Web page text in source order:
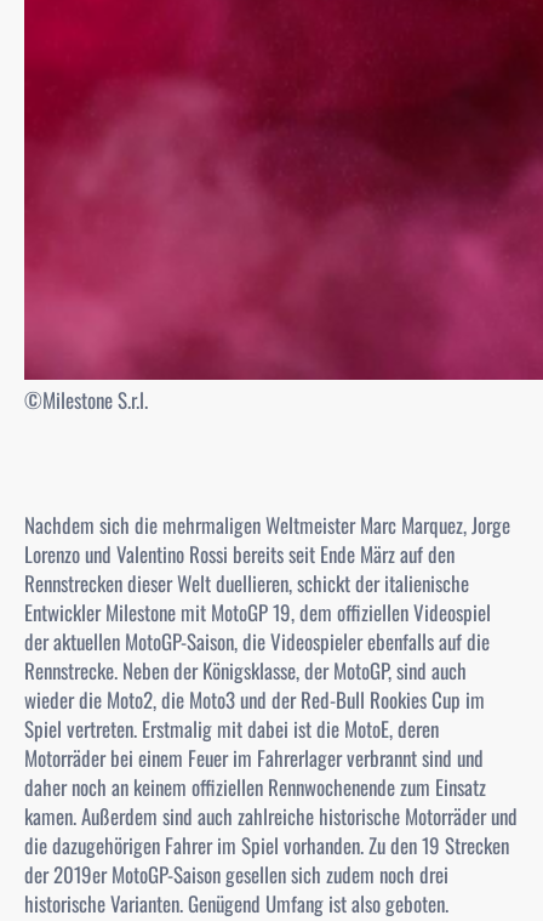
©Milestone S.r.l.
Nachdem sich die mehrmaligen Weltmeister Marc Marquez, Jorge
Lorenzo und Valentino Rossi bereits seit Ende März auf den
Rennstrecken dieser Welt duellieren, schickt der italienische
Entwickler Milestone mit MotoGP 19, dem offiziellen Videospiel
der aktuellen MotoGP-Saison, die Videospieler ebenfalls auf die
Rennstrecke. Neben der Königsklasse, der MotoGP, sind auch
wieder die Moto2, die Moto3 und der Red-Bull Rookies Cup im
Spiel vertreten. Erstmalig mit dabei ist die MotoE, deren
Motorräder bei einem Feuer im Fahrerlager verbrannt sind und
daher noch an keinem offiziellen Rennwochenende zum Einsatz
kamen. Außerdem sind auch zahlreiche historische Motorräder und
die dazugehörigen Fahrer im Spiel vorhanden. Zu den 19 Strecken
der 2019er MotoGP-Saison gesellen sich zudem noch drei
historische Varianten. Genügend Umfang ist also geboten.